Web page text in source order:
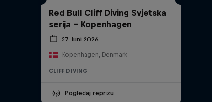
Red Bull Cliff Diving Svjetska
serija - Kopenhagen
27 Juni 2026
Kopenhagen, Denmark
CLIFF DIVING
Pogledaj reprizu